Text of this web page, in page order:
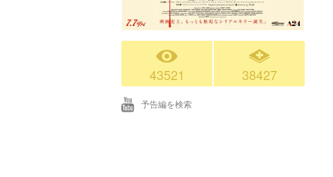
43521 38427
予告編を検索